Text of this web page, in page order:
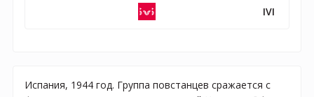
IVI
Испания, 1944 год. Группа повстанцев сражается с